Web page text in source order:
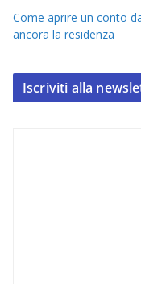
Come aprire un conto
ancora la residenza
Iscriviti alla